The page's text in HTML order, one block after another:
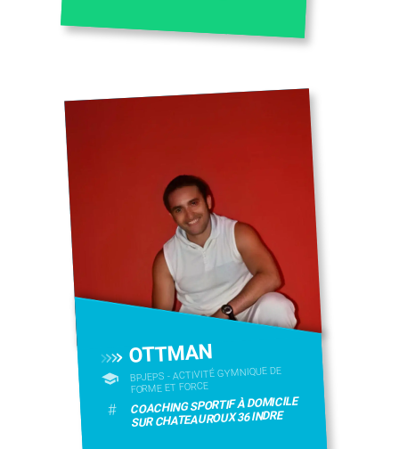
OTTMAN
BPJEPS - ACTIVITÉ GYMNIQUE DE
FORME ET FORCE
# COACHING SPORTIF À DOMICILE
SUR CHATEAUROUX 36 INDRE